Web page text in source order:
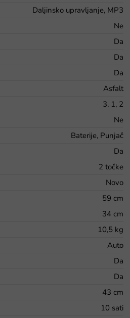
Daljinsko upravljanje, MP3
Ne
Da
Da
Da
Asfalt
3, 1, 2
Ne
Baterije, Punjač
Da
2 točke
Novo
59 cm
34 cm
10,5 kg
Auto
Da
Da
43 cm
10 sati